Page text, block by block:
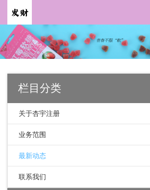
栏目分类
关于杏宇注册
业务范围
最新动态
联系我们